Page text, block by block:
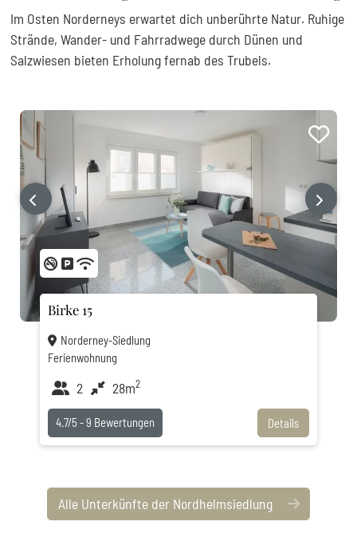
Im Osten Norderneys erwartet dich unberührte Natur. Ruhige
Strände, Wander- und Fahrradwege durch Dünen und
Salzwiesen bieten Erholung fernab des Trubels.
Birke 15
Norderney-Siedlung
Ferienwohnung
2 28m2
Details
4.7/5 -9 Bewertungen
‹ ›
Alle Unterkünfte der Nordhelmsiedlung